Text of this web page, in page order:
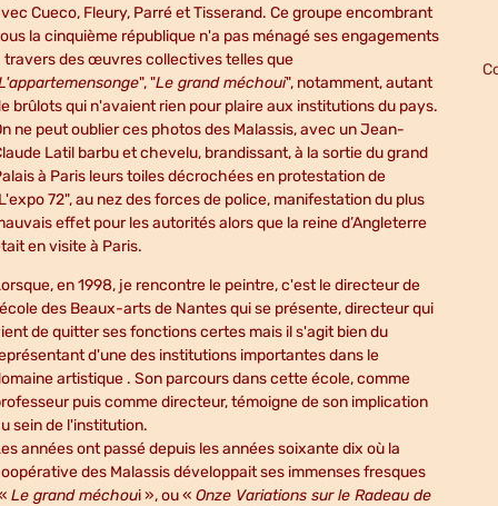
Cueco, Fleury, Parré et Tisserand. Ce groupe encombrant
la cinquième république n'a pas ménagé ses engagements
travers des œuvres collectives telles que
", "Le grand méchoui", notamment, autant
brûlots qui n'avaient rien pour plaire aux institutions du pays.
ne peut oublier ces photos des Malassis, avec un Jean-
Latil barbu et chevelu, brandissant, à la sortie du grand
à Paris leurs toiles décrochées en protestation de
72", au nez des forces de police, manifestation du plus
effet pour les autorités alors que la reine d’Angleterre
en visite à Paris.
en 1998, je rencontre le peintre, c'est le directeur de
des Beaux-arts de Nantes qui se présente, directeur qui
de quitter ses fonctions certes mais il s'agit bien du
d'une des institutions importantes dans le
artistique . Son parcours dans cette école, comme
puis comme directeur, témoigne de son implication
sein de l'institution.
années ont passé depuis les années soixante dix où la
des Malassis développait ses immenses fresques
Le grand méchoui », ou «Onze Variations sur le Radeau de